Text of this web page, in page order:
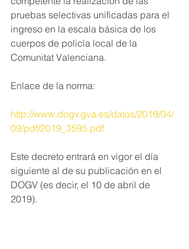
pruebas selectivas unificadas para el
ingreso en la escala básica de los
cuerpos de policía local de la
Comunitat Valenciana.
Enlace de la norma:
http://www.dogv.gva.es/datos/2019/04/
09/pdf/2019_3595.pdf
Este decreto entrará en vigor el día
siguiente al de su publicación en el
DOGV (es decir, el 10 de abril de
2019).